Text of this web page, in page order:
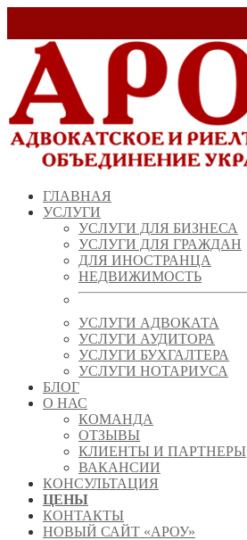
ГЛАВНАЯ
УСЛУГИ
УСЛУГИ ДЛЯ БИЗНЕСА
УСЛУГИ ДЛЯ ГРАЖДАН
ДЛЯ ИНОСТРАНЦА
НЕДВИЖИМОСТЬ
УСЛУГИ АДВОКАТА
УСЛУГИ АУДИТОРА
УСЛУГИ БУХГАЛТЕРА
УСЛУГИ НОТАРИУСА
БЛОГ
О НАС
КОМАНДА
ОТЗЫВЫ
КЛИЕНТЫ И ПАРТНЕРЫ
ВАКАНСИИ
КОНСУЛЬТАЦИЯ
ЦЕНЫ
КОНТАКТЫ
НОВЫЙ САЙТ «АРОУ»